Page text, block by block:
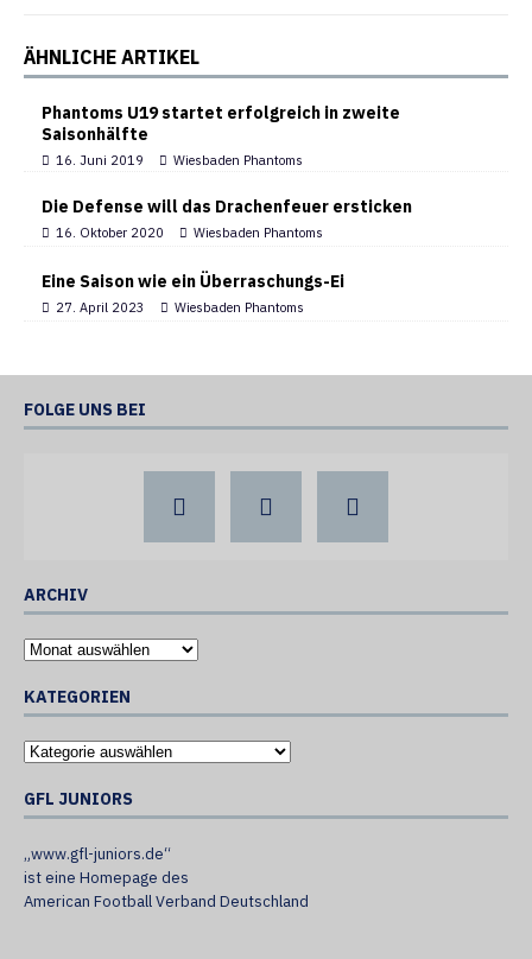
ÄHNLICHE ARTIKEL
Phantoms U19 startet erfolgreich in zweite
Saisonhälfte
16. Juni 2019 Wiesbaden Phantoms
Die Defense will das Drachenfeuer ersticken
16. Oktober 2020 Wiesbaden Phantoms
Eine Saison wie ein Überraschungs-Ei
27. April 2023 Wiesbaden Phantoms
FOLGE UNS BEI
ARCHIV
KATEGORIEN
GFL JUNIORS
„www.gfl-juniors.de“
ist eine Homepage des
American Football Verband Deutschland